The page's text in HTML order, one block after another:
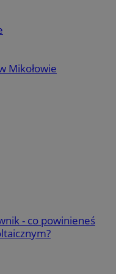
Mikołowie
- co powinieneś